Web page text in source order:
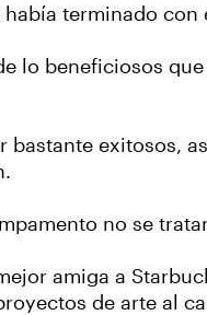
terminado con
lo beneficiosos
bastante exitosos,
no se
amiga a
de arte al